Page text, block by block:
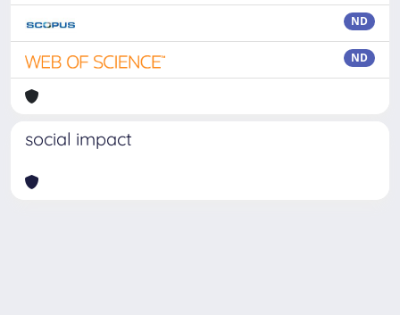
ND
ND
social impact